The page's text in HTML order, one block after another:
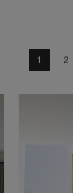
1 2